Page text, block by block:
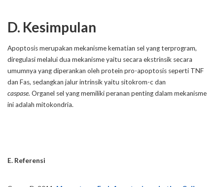
D. Kesimpulan
Apoptosis merupakan mekanisme kematian sel yang terprogram,
diregulasi melalui dua mekanisme yaitu secara ekstrinsik secara
umumnya yang diperankan oleh protein pro-apoptosis seperti TNF
dan Fas, sedangkan jalur intrinsik yaitu sitokrom-c dan
caspase. Organel sel yang memiliki peranan penting dalam mekanisme
ini adalah mitokondria.
E. Referensi